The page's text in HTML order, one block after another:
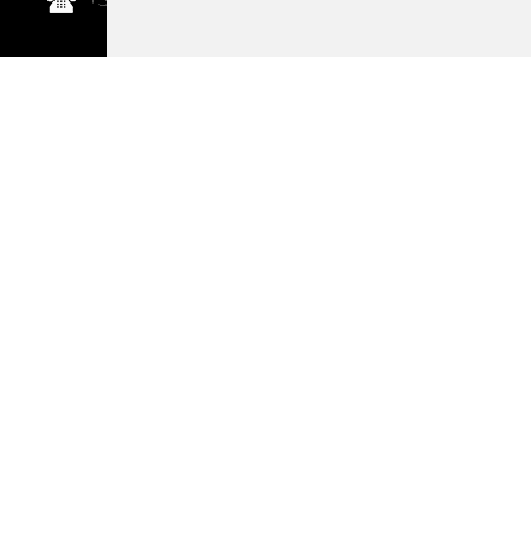
Amb el suport